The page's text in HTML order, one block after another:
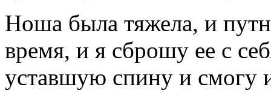
Ноша была тяжела, и
время, и я сброшу ее с
уставшую спину и смогу